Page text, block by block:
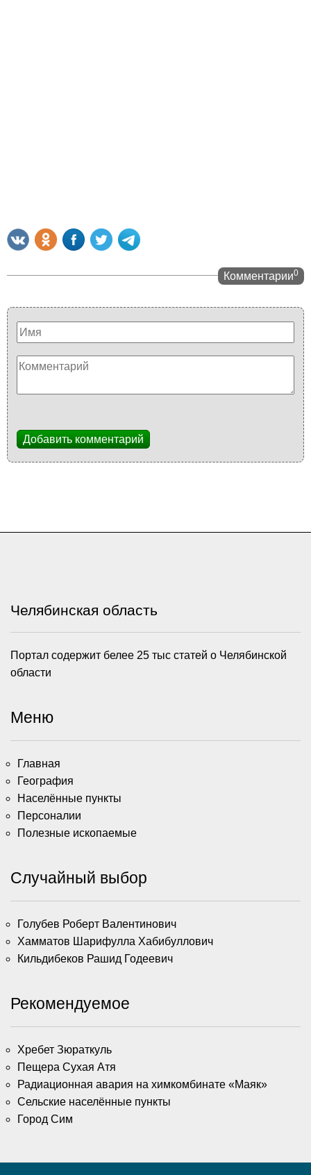
Комментарии0
Добавить комментарий
Челябинская область
Портал содержит белее 25 тыс статей о Челябинской
области
Меню
Главная
География
Населённые пункты
Персоналии
Полезные ископаемые
Случайный выбор
Голубев Роберт Валентинович
Хамматов Шарифулла Хабибуллович
Кильдибеков Рашид Годеевич
Рекомендуемое
Хребет Зюраткуль
Пещера Сухая Атя
Радиационная авария на химкомбинате «Маяк»
Сельские населённые пункты
Город Сим